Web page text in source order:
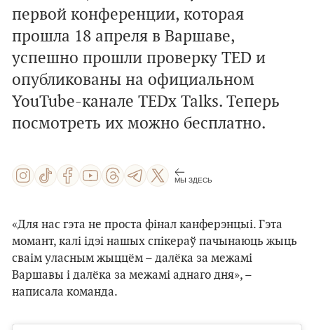
первой конференции, которая
прошла 18 апреля в Варшаве,
успешно прошли проверку TED и
опубликованы на официальном
YouTube-канале TEDx Talks. Теперь
посмотреть их можно бесплатно.
МЫ ЗДЕСЬ
«Для нас гэта не проста фінал канферэнцыі. Гэта
момант, калі ідэі нашых спікераў пачынаюць жыць
сваім уласным жыццём – далёка за межамі
Варшавы і далёка за межамі аднаго дня», –
написала команда.